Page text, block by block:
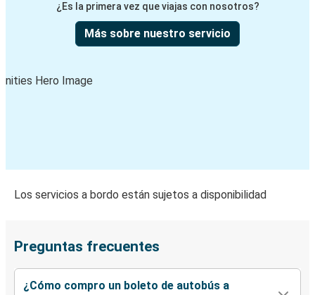
¿Es la primera vez que viajas con nosotros?
Más sobre nuestro servicio
Los servicios a bordo están sujetos a disponibilidad
Preguntas frecuentes
¿Cómo compro un boleto de autobús a